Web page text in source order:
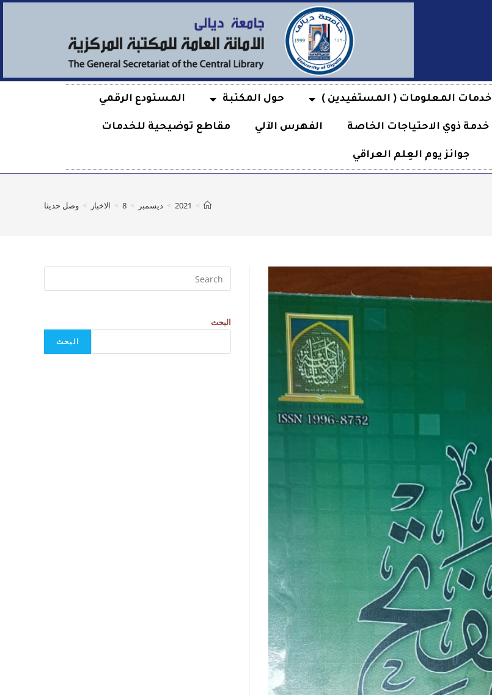
خدمات المعلومات ( المستفيدين ) حول المكتبة المستودع الرقمي
خدمة ذوي الاحتياجات الخاصة الفهرس الآلي مقاطع توضيحية للخدمات
جوائز يوم العِلم العراقي
>
2021
> ديسمبر >
8
> الاخبار > وصل حديثا
البحث
البحث